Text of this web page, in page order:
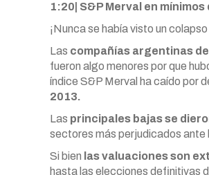
1:20| S&P Merval en mínimos
¡Nunca se había visto un
Las compañías argentinas
fueron algo menores por que
índice S&P Merval ha caído por
2013.
Las principales bajas se
sectores más perjudicados ante
Si bien las valuaciones son
hasta las elecciones definitivas